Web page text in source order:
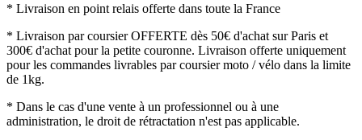
* Livraison en point relais offerte dans toute la France
* Livraison par coursier OFFERTE dès 50€ d'achat sur Paris et
300€ d'achat pour la petite couronne. Livraison offerte uniquement
pour les commandes livrables par coursier moto / vélo dans la limite
de 1kg.
* Dans le cas d'une vente à un professionnel ou à une
administration, le droit de rétractation n'est pas applicable.